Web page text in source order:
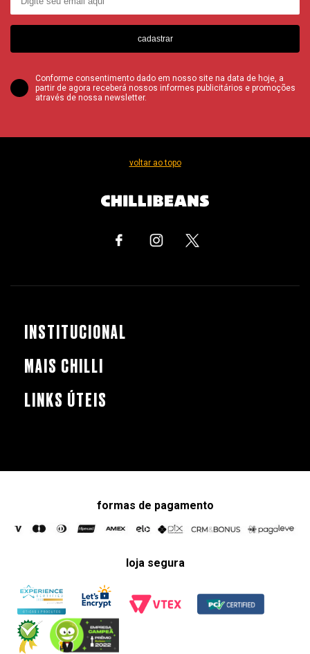
cadastrar
Conforme consentimento dado em nosso site na data de hoje, a
partir de agora receberá nossos informes publicitários e promoções
através de nossa newsletter.
voltar ao topo
INSTITUCIONAL
MAIS CHILLI
LINKS ÚTEIS
formas de pagamento
loja segura